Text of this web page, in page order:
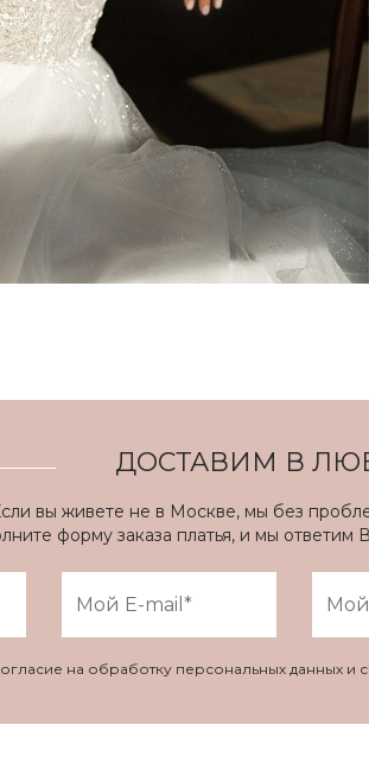
ДОСТАВИМ В
вы живете не в Москве, мы без
форму заказа платья, и мы ответим
на обработку персональных данных